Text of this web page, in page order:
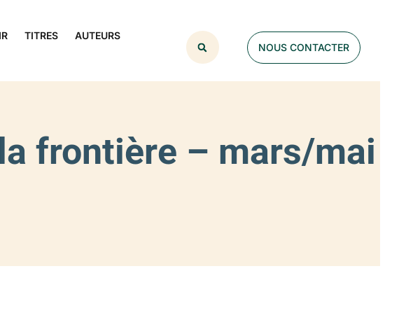
TITRES
AUTEURS
NOUS CONTACTER
frontière – mars/mai